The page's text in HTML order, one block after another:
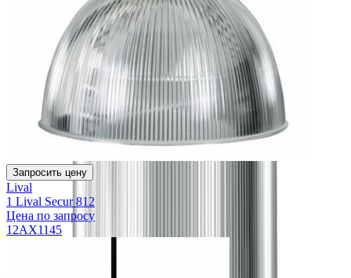
Запросить цену
Lival
1 Lival Secur 812
Цена по запросу
12AX1145